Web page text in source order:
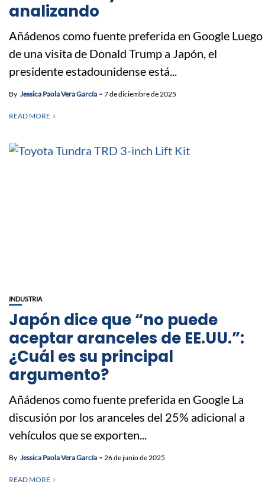
analizando
Añádenos como fuente preferida en Google Luego
de una visita de Donald Trump a Japón, el
presidente estadounidense está...
By Jessica Paola Vera García 7 de diciembre de 2025
READ MORE
INDUSTRIA
Japón dice que “no puede
aceptar aranceles de EE.UU.”:
¿Cuál es su principal
argumento?
Añádenos como fuente preferida en Google La
discusión por los aranceles del 25% adicional a
vehículos que se exporten...
By Jessica Paola Vera García 26 de junio de 2025
READ MORE